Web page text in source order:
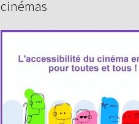
cinémas